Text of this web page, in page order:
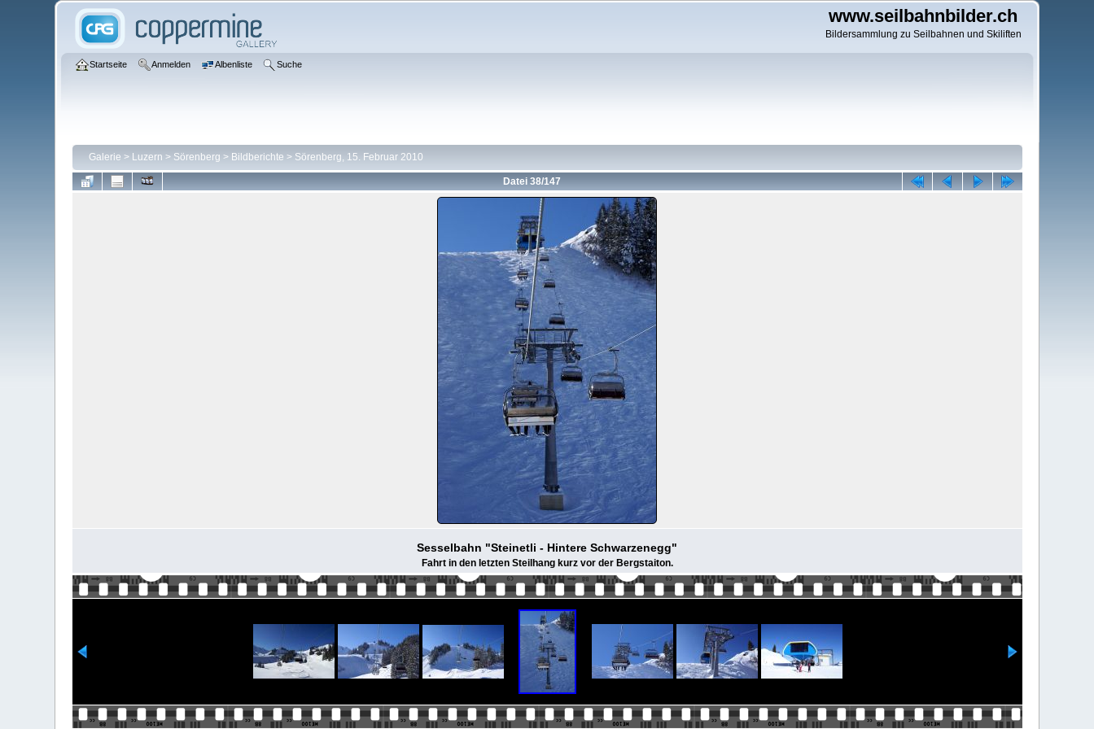
www.seilbahnbilder.ch
Bildersammlung zu Seilbahnen und Skiliften
Startseite Anmelden Albenliste Suche
Galerie > Luzern > Sörenberg > Bildberichte > Sörenberg, 15. Februar 2010
Datei 38/147
Sesselbahn "Steinetli - Hintere Schwarzenegg"
Fahrt in den letzten Steilhang kurz vor der Bergstaiton.